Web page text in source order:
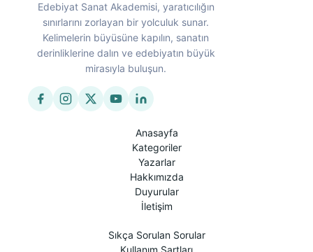
Edebiyat Sanat Akademisi, yaratıcılığın
sınırlarını zorlayan bir yolculuk sunar.
Kelimelerin büyüsüne kapılın, sanatın
derinliklerine dalın ve edebiyatın büyük
mirasıyla buluşun.
Anasayfa
Kategoriler
Yazarlar
Hakkımızda
Duyurular
İletişim
Sıkça Sorulan Sorular
Kullanım Şartları